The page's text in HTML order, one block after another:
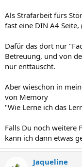
Als Strafarbeit fürs
fast eine DIN A4 Seite,
Dafür das dort nur
Betreuung, und von
nur enttäuscht.
Aber wieschon in
von Memory
"Wie Lerne ich das
Falls Du noch weitere
kann ich dann etwas
Jaqueline